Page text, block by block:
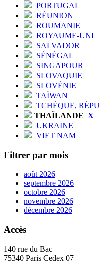
PORTUGAL
RÉUNION
ROUMANIE
ROYAUME-UNI
SALVADOR
SÉNÉGAL
SINGAPOUR
SLOVAQUIE
SLOVÉNIE
TAÏWAN
TCHÈQUE,
THAÏLANDE X
UKRAINE
VIET NAM
Filtrer par mois
août 2026
septembre 2026
octobre 2026
novembre 2026
décembre 2026
Accès
140 rue du Bac
75340 Paris Cedex 07